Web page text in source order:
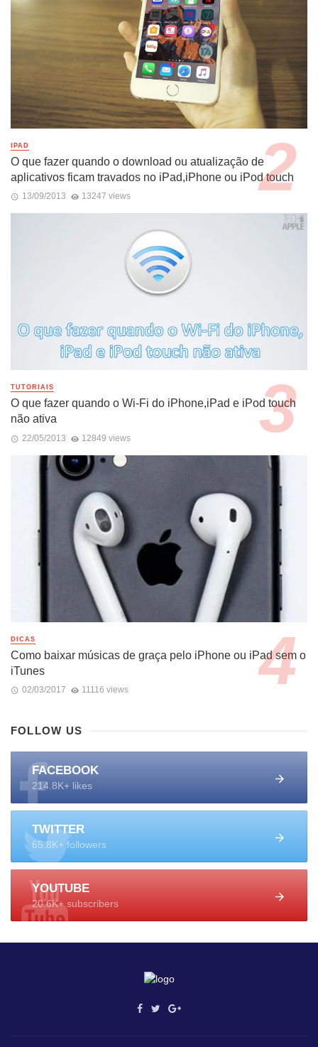
IPAD
O que fazer quando o download ou atualização de
aplicativos ficam travados no iPad,iPhone ou iPod touch
13/09/2013 13247 views
TUTORIAIS
O que fazer quando o Wi-Fi do iPhone,iPad e iPod touch
não ativa
22/05/2013 12849 views
DICAS
Como baixar músicas de graça pelo iPhone ou iPad sem o
iTunes
02/03/2017 11116 views
FOLLOW US
FACEBOOK
214.8K+ likes
TWITTER
65.8K+ followers
YOUTUBE
20.6K+ subscribers